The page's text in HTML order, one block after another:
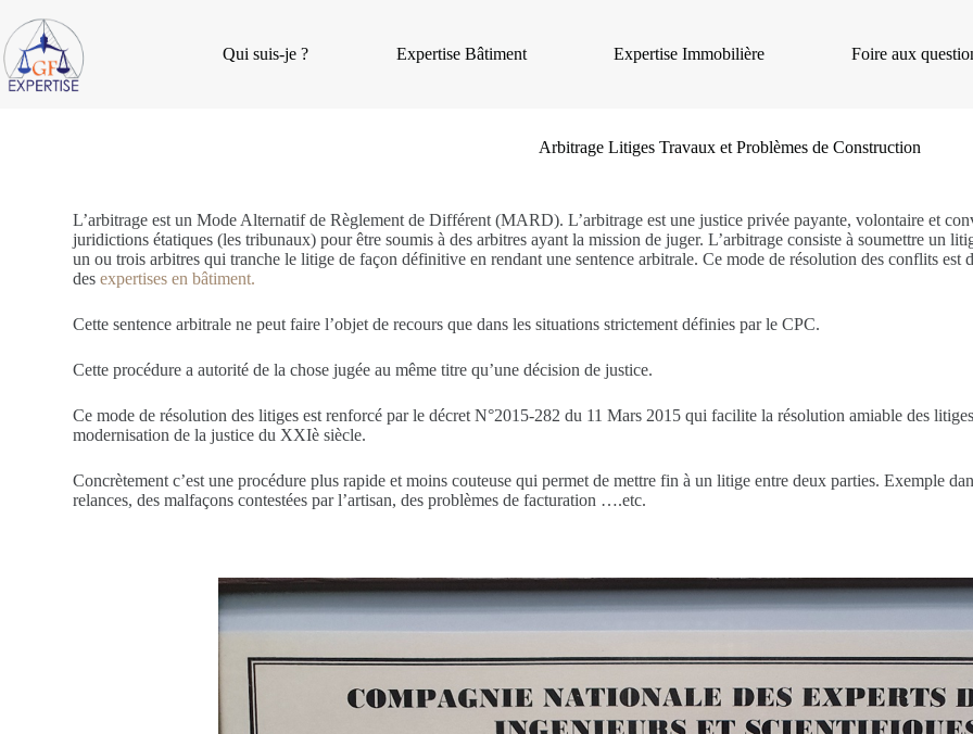
Qui suis-je ? Expertise Bâtiment Expertise Immobilière
Foire aux
Arbitrage Litiges Travaux et Problèmes de Construction
Arbitrage Litiges Travaux et Problèmes de Construction
L’arbitrage est un Mode Alternatif de Règlement de Différent (MARD). L’arbitrage est une justice privée payante, volontaire et
juridictions étatiques (les tribunaux) pour être soumis à des arbitres ayant la mission de juger. L’arbitrage consiste à soumettre un
un ou trois arbitres qui tranche le litige de façon définitive en rendant une sentence arbitrale. Ce mode de résolution des conflits est
desexpertises en bâtiment.
Cette sentence arbitrale ne peut faire l’objet de recours que dans les situations strictement définies par le CPC.
Cette procédure a autorité de la chose jugée au même titre qu’une décision de justice.
Ce mode de résolution des litiges est renforcé par le décret N°2015-282 du 11 Mars 2015 qui facilite la résolution amiable des
modernisation de la justice du XXIè siècle.
Concrètement c’est une procédure plus rapide et moins couteuse qui permet de mettre fin à un litige entre deux parties. Exemple
relances, des malfaçons contestées par l’artisan, des problèmes de facturation ….etc.